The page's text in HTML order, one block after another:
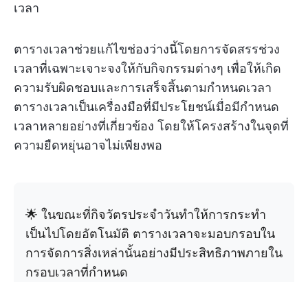
เวลา
ตารางเวลาช่วยแก้ไขช่องว่างนี้โดยการจัดสรรช่วง
เวลาที่เฉพาะเจาะจงให้กับกิจกรรมต่างๆ เพื่อให้เกิด
ความรับผิดชอบและการเสร็จสิ้นตามกำหนดเวลา
ตารางเวลาเป็นเครื่องมือที่มีประโยชน์เมื่อมีกำหนด
เวลาหลายอย่างที่เกี่ยวข้อง โดยให้โครงสร้างในจุดที่
ความยืดหยุ่นอาจไม่เพียงพอ
🌟 ในขณะที่กิจวัตรประจำวันทำให้การกระทำ
เป็นไปโดยอัตโนมัติ ตารางเวลาจะมอบกรอบใน
การจัดการสิ่งเหล่านั้นอย่างมีประสิทธิภาพภายใน
กรอบเวลาที่กำหนด